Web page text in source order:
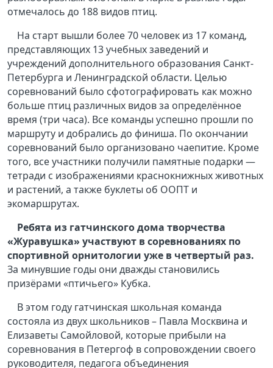
отмечалось до 188 видов птиц.
На старт вышли более 70 человек из 17 команд,
представляющих 13 учебных заведений и
учреждений дополнительного образования Санкт-
Петербурга и Ленинградской области. Целью
соревнований было сфотографировать как можно
больше птиц различных видов за определённое
время (три часа). Все команды успешно прошли по
маршруту и добрались до финиша. По окончании
соревнований было организовано чаепитие. Кроме
того, все участники получили памятные подарки —
тетради с изображениями краснокнижных животных
и растений, а также буклеты об ООПТ и
экомаршрутах.
Ребята из гатчинского дома творчества
«Журавушка» участвуют в соревнованиях по
спортивной орнитологии уже в четвертый раз.
За минувшие годы они дважды становились
призёрами «птичьего» Кубка.
В этом году гатчинская школьная команда
состояла из двух школьников – Павла Москвина и
Елизаветы Самойловой, которые прибыли на
соревнования в Петергоф в сопровождении своего
руководителя, педагога объединения